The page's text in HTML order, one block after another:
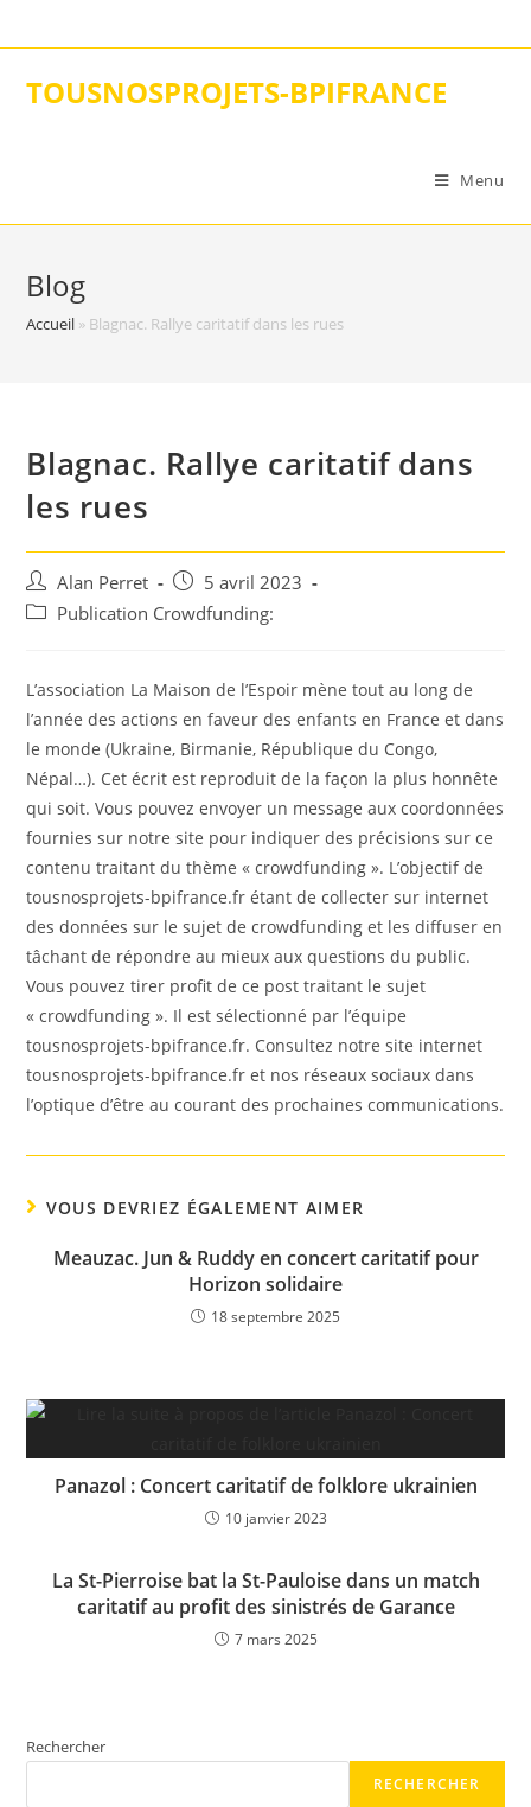
to
TOUSNOSPROJETS-BPIFRANCE
Menu
Blog
Accueil » Blagnac. Rallye caritatif dans les rues
Blagnac. Rallye caritatif dans
les rues
Auteur/autrice
de
Alan Perret
Post
published:
5 avril 2023
PostPublication Crowdfunding:
L’association La Maison de l’Espoir mène tout au long de
l’année des actions en faveur des enfants en France et dans
le monde (Ukraine, Birmanie, République du Congo,
Népal…). Cet écrit est reproduit de la façon la plus honnête
qui soit. Vous pouvez envoyer un message aux coordonnées
fournies sur notre site pour indiquer des précisions sur ce
contenu traitant du thème « crowdfunding ». L’objectif de
tousnosprojets-bpifrance.fr étant de collecter sur internet
des données sur le sujet de crowdfunding et les diffuser en
tâchant de répondre au mieux aux questions du public.
Vous pouvez tirer profit de ce post traitant le sujet
« crowdfunding ». Il est sélectionné par l’équipe
tousnosprojets-bpifrance.fr. Consultez notre site internet
tousnosprojets-bpifrance.fr et nos réseaux sociaux dans
l’optique d’être au courant des prochaines communications.
VOUS DEVRIEZ ÉGALEMENT AIMER
Meauzac. Jun & Ruddy en concert caritatif pour
Horizon solidaire
18 septembre 2025
Panazol : Concert caritatif de folklore ukrainien
10 janvier 2023
La St-Pierroise bat la St-Pauloise dans un match
caritatif au profit des sinistrés de Garance
7 mars 2025
Rechercher
RECHERCHER